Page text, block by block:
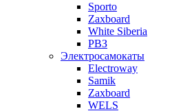
Sporto
Zaxboard
White Siberia
РВЗ
Электросамокаты
Electroway
Samik
Zaxboard
WELS